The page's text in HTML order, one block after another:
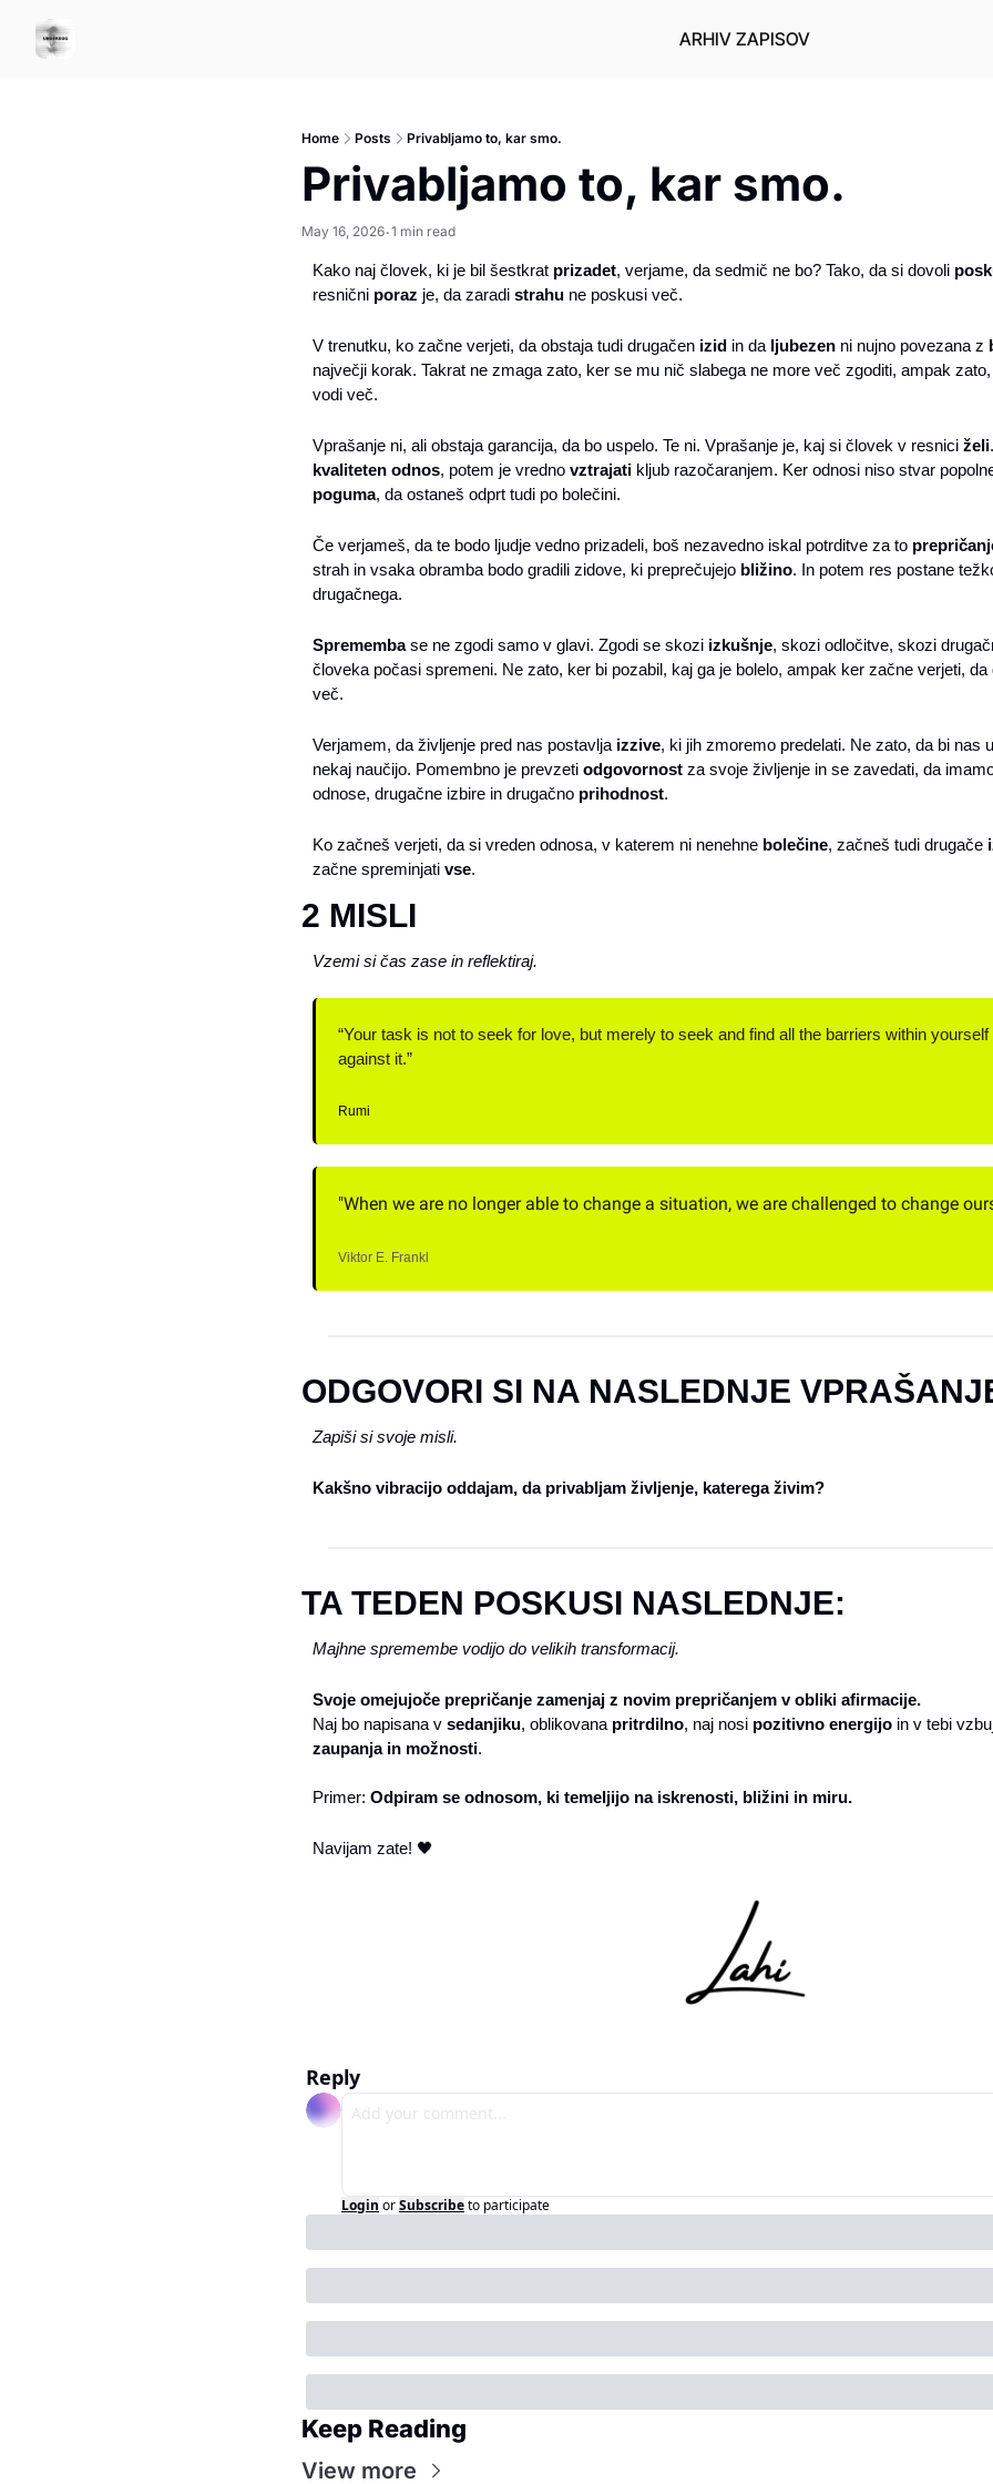
ARHIV ZAPISOV
Home Posts Privabljamo to, kar smo.
Privabljamo to, kar smo.
May 16, 2026•1 min read
Kako naj človek, ki je bil šestkrat prizadet, verjame, da sedmič ne bo? Tako, da si dovoli
resnični poraz je, da zaradi strahu ne poskusi več.
V trenutku, ko začne verjeti, da obstaja tudi drugačen izid in da ljubezen ni nujno povezana z
največji korak. Takrat ne zmaga zato, ker se mu nič slabega ne more več zgoditi, ampak
vodi več.
Vprašanje ni, ali obstaja garancija, da bo uspelo. Te ni. Vprašanje je, kaj si človek v resnici želi
kvaliteten odnos, potem je vredno vztrajati
poguma, da ostaneš odprt tudi po bolečini.
Če verjameš, da te bodo ljudje vedno prizadeli, boš nezavedno iskal potrditve za to
strah in vsaka obramba bodo gradili zidove, ki preprečujejo bližino. In potem res postane
drugačnega.
Sprememba se ne zgodi samo v glavi. Zgodi se skozi izkušnje, skozi odločitve, skozi
človeka počasi spremeni. Ne zato, ker bi pozabil, kaj ga je bolelo, ampak ker začne verjeti, da
več.
Verjamem, da življenje pred nas postavlja izzive, ki jih zmoremo predelati. Ne zato, da bi nas
nekaj naučijo. Pomembno je prevzeti odgovornost za svoje življenje in se zavedati, da
odnose, drugačne izbire in drugačno prihodnost.
Ko začneš verjeti, da si vreden odnosa, v katerem ni nenehne bolečine, začneš tudi drugače
začne spreminjati vse.
2 MISLI
Vzemi si čas zase in reflektiraj.
“Your task is not to seek for love, but merely to seek and find all the barriers within
against it.”
Rumi
"When we are no longer able to change a situation, we are challenged to change
Viktor E. Frankl
ODGOVORI SI NA NASLEDNJE
Zapiši si svoje misli.
Kakšno vibracijo oddajam, da privabljam življenje, katerega živim?
TA TEDEN POSKUSI NASLEDNJE:
Majhne spremembe vodijo do velikih transformacij.
Svoje omejujoče prepričanje zamenjaj z novim prepričanjem v obliki afirmacije.
Naj bo napisana v sedanjiku, oblikovana pritrdilno, naj nosi pozitivno energijo in v tebi
zaupanja in možnosti.
Primer: Odpiram se odnosom, ki temeljijo na iskrenosti, bližini in miru.
Navijam zate! 🖤
Reply
Login orSubscribeto participate
Keep Reading
View more